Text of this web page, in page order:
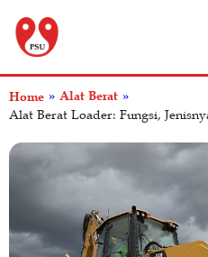
Home » Alat Berat »
Alat Berat Loader: Fungsi,